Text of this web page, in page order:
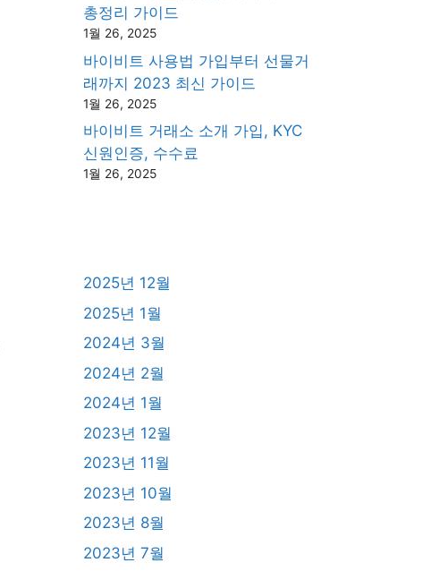
총정리 가이드
1월 26, 2025
바이비트 사용법 가입부터 선물거
래까지 2023 최신 가이드
1월 26, 2025
바이비트 거래소 소개 가입, KYC
신원인증, 수수료
1월 26, 2025
2025년 12월
2025년 1월
2024년 3월
2024년 2월
2024년 1월
2023년 12월
2023년 11월
2023년 10월
2023년 8월
2023년 7월